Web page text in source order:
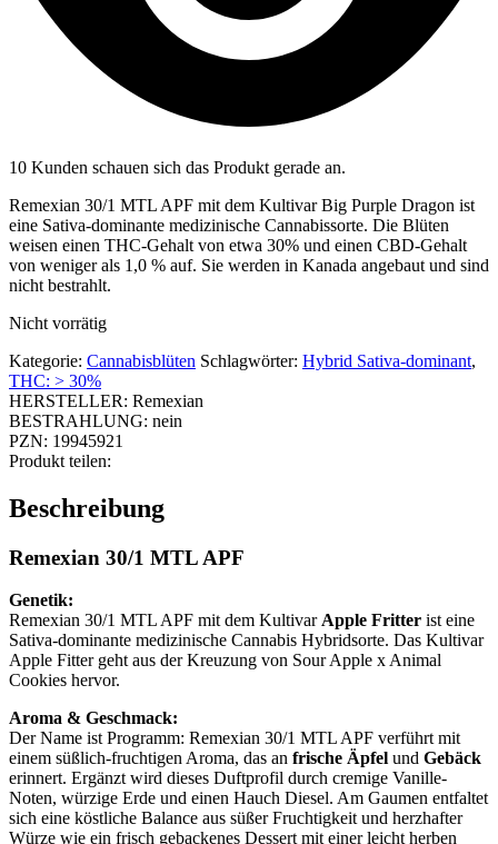
10 Kunden schauen sich das Produkt gerade an.
Remexian 30/1 MTL APF mit dem Kultivar Big Purple Dragon ist
eine Sativa-dominante medizinische Cannabissorte. Die Blüten
weisen einen THC-Gehalt von etwa 30% und einen CBD-Gehalt
von weniger als 1,0 % auf. Sie werden in Kanada angebaut und sind
nicht bestrahlt.
Nicht vorrätig
Kategorie: Cannabisblüten Schlagwörter: Hybrid Sativa-dominant,
THC: > 30%
HERSTELLER: Remexian
BESTRAHLUNG: nein
PZN: 19945921
Produkt teilen:
Beschreibung
Remexian 30/1 MTL APF
Genetik:
Remexian 30/1 MTL APF mit dem KultivarApple Fritter ist eine
Sativa-dominante medizinische Cannabis Hybridsorte. Das Kultivar
Apple Fitter geht aus der Kreuzung von Sour Apple x Animal
Cookies hervor.
Aroma & Geschmack:
Der Name ist Programm: Remexian 30/1 MTL APF verführt mit
einem süßlich-fruchtigen Aroma, das an frische Äpfel und Gebäck
erinnert. Ergänzt wird dieses Duftprofil durch cremige Vanille-
Noten, würzige Erde und einen Hauch Diesel. Am Gaumen entfaltet
sich eine köstliche Balance aus süßer Fruchtigkeit und herzhafter
Würze wie ein frisch gebackenes Dessert mit einer leicht herben